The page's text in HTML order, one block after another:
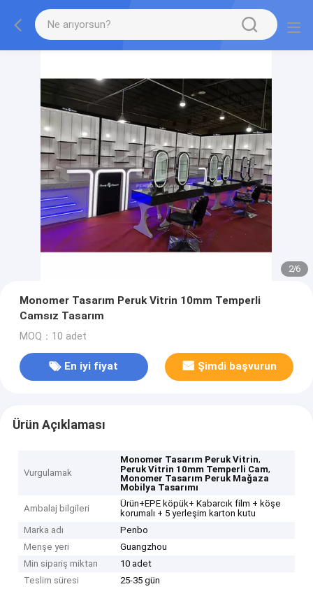
2/6
Monomer Tasarım Peruk Vitrin 10mm Temperli
Camsız Tasarım
MOQ：10 adet
En iyi fiyat Şimdi başvurun
Ürün Açıklaması
Vurgulamak
Monomer Tasarım Peruk Vitrin,
Peruk Vitrin 10mm Temperli Cam,
Monomer Tasarım Peruk Mağaza
Mobilya Tasarımı
Ambalaj bilgileri
Ürün+EPE köpük+ Kabarcık film + köşe
korumalı + 5 yerleşim karton kutu
Marka adı
Penbo
Menşe yeri
Guangzhou
Min sipariş miktarı
10 adet
Teslim süresi
25-35 gün